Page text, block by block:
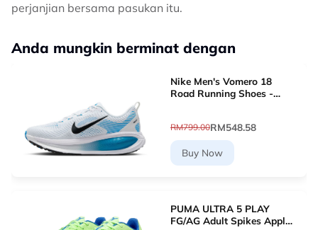
perjanjian bersama pasukan itu.
Anda mungkin berminat dengan
Nike Men's Vomero 18
Road Running Shoes -
RM799.00RM548.58
Buy Now
PUMA ULTRA 5 PLAY
FG/AG Adult Spikes Apple